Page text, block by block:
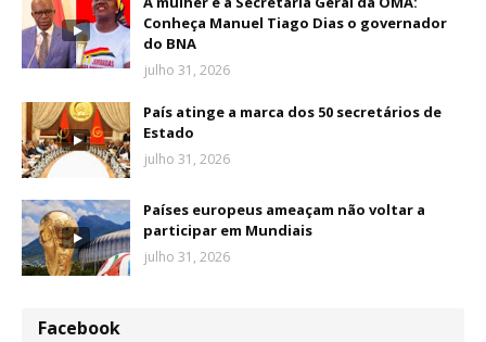
Conheça Manuel Tiago Dias o governador
do BNA
julho 31, 2026
País atinge a marca dos 50 secretários de
Estado
julho 31, 2026
Países europeus ameaçam não voltar a
participar em Mundiais
julho 31, 2026
Facebook